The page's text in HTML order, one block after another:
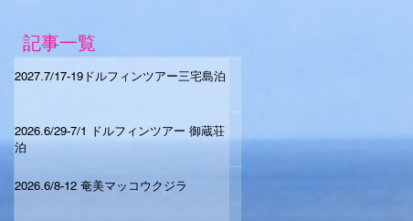
記事一覧
2027.7/17-19ドルフィンツアー三宅島泊
2026.6/29-7/1 ドルフィンツアー 御蔵荘
泊
2026.6/8-12 奄美マッコウクジラ